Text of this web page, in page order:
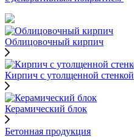
Облицовочный кирпич
Кирпич с утолщенной стенкой
Керамический блок
Бетонная продукция